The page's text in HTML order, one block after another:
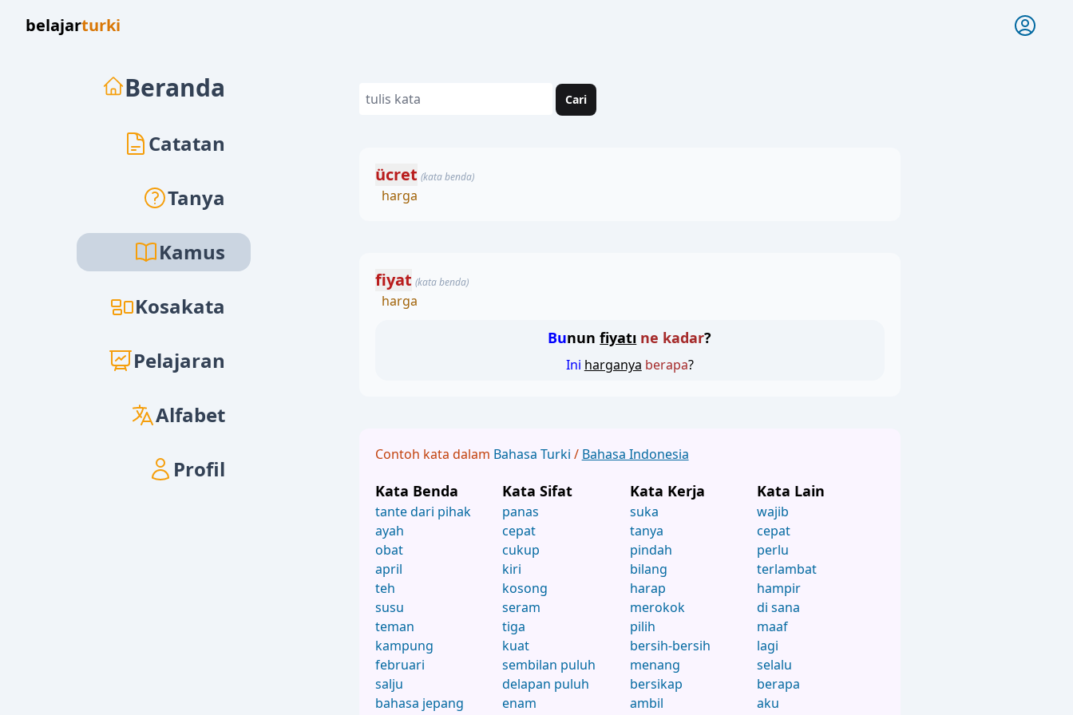
belajarturki
Beranda
Catatan
Tanya
Kamus
Kosakata
Pelajaran
Alfabet
Profil
Cari
ücret (kata benda)
harga
fiyat (kata benda)
harga
Bununfiyatı ne kadar?
Ini harganya berapa?
Contoh kata dalam Bahasa Turki / Bahasa Indonesia
Kata Benda
tante dari pihak
ayah
obat
april
teh
susu
teman
kampung
februari
salju
bahasa jepang
Kata Sifat
panas
cepat
cukup
kiri
kosong
seram
tiga
kuat
sembilan puluh
delapan puluh
enam
Kata Kerja
suka
tanya
pindah
bilang
harap
merokok
pilih
bersih-bersih
menang
bersikap
ambil
Kata Lain
wajib
cepat
perlu
terlambat
hampir
di sana
maaf
lagi
selalu
berapa
aku